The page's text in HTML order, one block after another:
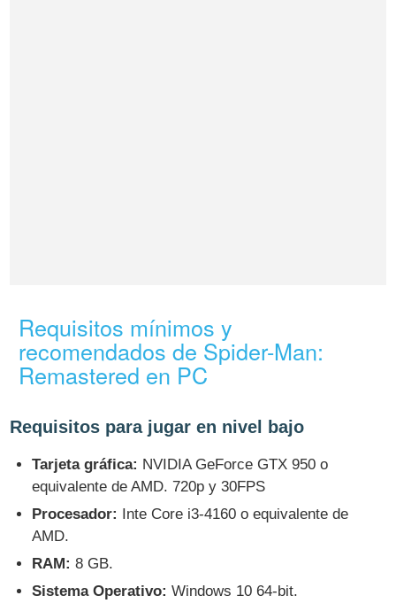
Requisitos mínimos y
recomendados de Spider-Man:
Remastered en PC
Requisitos para jugar en nivel bajo
Tarjeta gráfica: NVIDIA GeForce GTX 950 o
equivalente de AMD. 720p y 30FPS
Procesador: Inte Core i3-4160 o equivalente de
AMD.
RAM: 8 GB.
Sistema Operativo: Windows 10 64-bit.